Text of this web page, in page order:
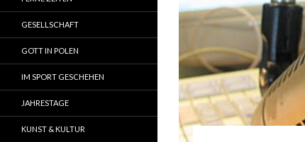
GESELLSCHAFT
GOTT IN POLEN
IM SPORT GESCHEHEN
JAHRESTAGE
KUNST & KULTUR